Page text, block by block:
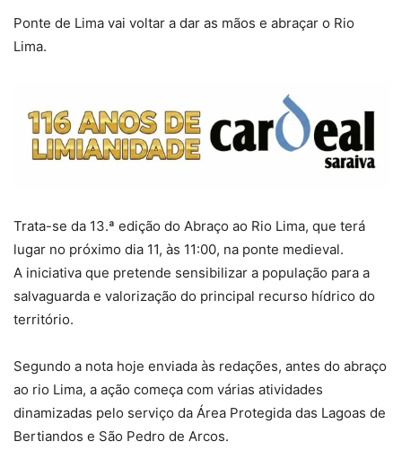
Ponte de Lima vai voltar a dar as mãos e abraçar o Rio
Lima.
Trata-se da 13.ª edição do Abraço ao Rio Lima, que terá
lugar no próximo dia 11, às 11:00, na ponte medieval.
A iniciativa que pretende sensibilizar a população para a
salvaguarda e valorização do principal recurso hídrico do
território.
Segundo a nota hoje enviada às redações, antes do abraço
ao rio Lima, a ação começa com várias atividades
dinamizadas pelo serviço da Área Protegida das Lagoas de
Bertiandos e São Pedro de Arcos.